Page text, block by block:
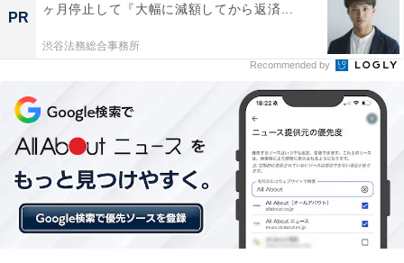
PR
ヶ月停止して『大幅に減額してから返済...
渋谷法務総合事務所
Recommended by